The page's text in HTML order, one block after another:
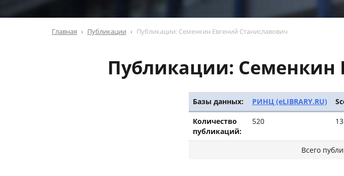
Главная Публикации Публикации: Семенкин Евгений Станиславович
Публикации: Семенкин
Базы данных: РИНЦ (eLIBRARY.RU)
Количество
публикаций:
520 13
Всего